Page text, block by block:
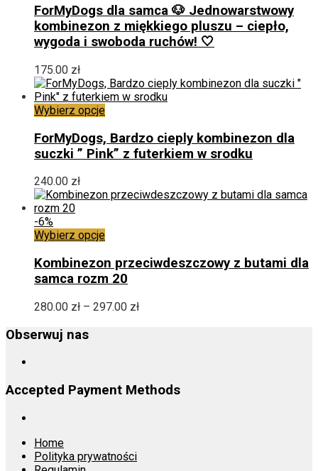
ma
wiele
wariantów.
Opcje
wybrać
na
stronie
produktu
ForMyDogs dla samca 🐶 Jednowarstwowy
kombinezon z miękkiego pluszu – ciepło,
wygoda i swoboda ruchów! 🤍
175.00 zł
Wybierz opcjeTen
ma
wiele
wariantów.
można
wybrać
stronie
produktu
ForMyDogs, Bardzo cieply kombinezon dla
suczki ” Pink” z futerkiem w srodku
240.00 zł
-6%
Wybierz opcjeTen
ma
wiele
wariantów.
Opcje
Kombinezon przeciwdeszczowy z butami dla
samca rozm 20
280.00 zł – 297.00 złZakres
Obserwuj nas
Accepted Payment Methods
Home
Polityka prywatności